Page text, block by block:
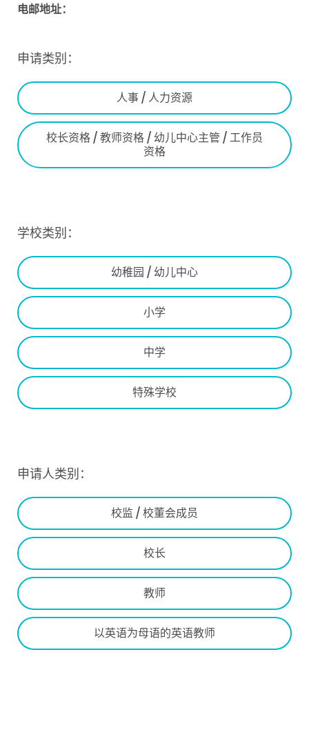
电邮地址：
申请类别：
人事 / 人力资源
校长资格 / 教师资格 / 幼儿中心主管 / 工作员
资格
学校类别：
幼稚园 / 幼儿中心
小学
中学
特殊学校
申请人类别：
校监 / 校董会成员
校长
教师
以英语为母语的英语教师